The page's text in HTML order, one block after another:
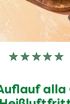
Keine
dieses
recipe
alla